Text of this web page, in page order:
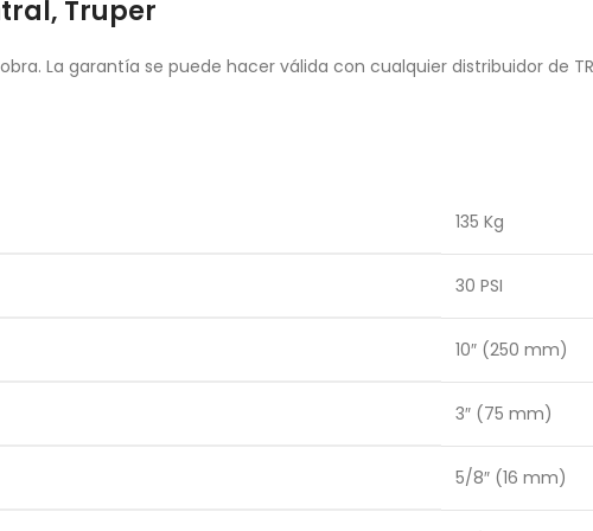
Truper
La garantía se puede hacer válida con cualquier distribuidor de
135 Kg
30 PSI
10″ (250 mm)
3″ (75 mm)
5/8″ (16 mm)